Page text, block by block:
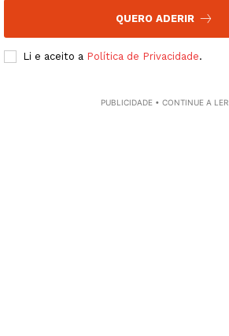
SUBSCREVA JÁ!
Institucional
QUERO ADERIR
Li e aceito a Política de Privacidade.
PUBLICIDADE • CONTINUE A LER